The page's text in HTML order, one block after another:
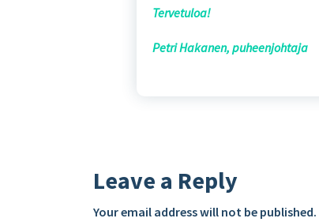
Tervetuloa!
Petri Hakanen, puheenjohtaja
Leave a Reply
Your email address will not be published.